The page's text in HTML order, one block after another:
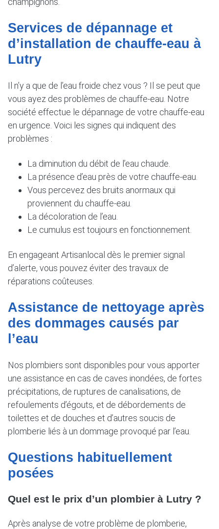
Services de dépannage et
d’installation de chauffe-eau à
Lutry
Il n’y a que de l’eau froide chez vous ? Il se peut que
vous ayez des problèmes de chauffe-eau. Notre
société effectue le dépannage de votre chauffe-eau
en urgence. Voici les signes qui indiquent des
problèmes :
La diminution du débit de l’eau chaude.
La présence d’eau près de votre chauffe-eau.
Vous percevez des bruits anormaux qui
proviennent du chauffe-eau.
La décoloration de l’eau.
Le cumulus est toujours en fonctionnement.
En engageant Artisanlocal dès le premier signal
d’alerte, vous pouvez éviter des travaux de
réparations coûteuses.
Assistance de nettoyage après
des dommages causés par
l’eau
Nos plombiers sont disponibles pour vous apporter
une assistance en cas de caves inondées, de fortes
précipitations, de ruptures de canalisations, de
refoulements d’égouts, et de débordements de
toilettes et de douches et d’autres soucis de
plomberie liés à un dommage provoqué par l’eau.
Questions habituellement
posées
Quel est le prix d’un plombier à Lutry ?
Après analyse de votre problème de plomberie,